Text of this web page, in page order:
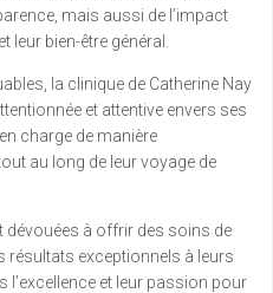
mais aussi de l’impact
bien-être général.
la clinique de Catherine Nay
et attentive envers ses
charge de manière
au long de leur voyage de
dévouées à offrir des soins de
résultats exceptionnels à leurs
l’excellence et leur passion pour